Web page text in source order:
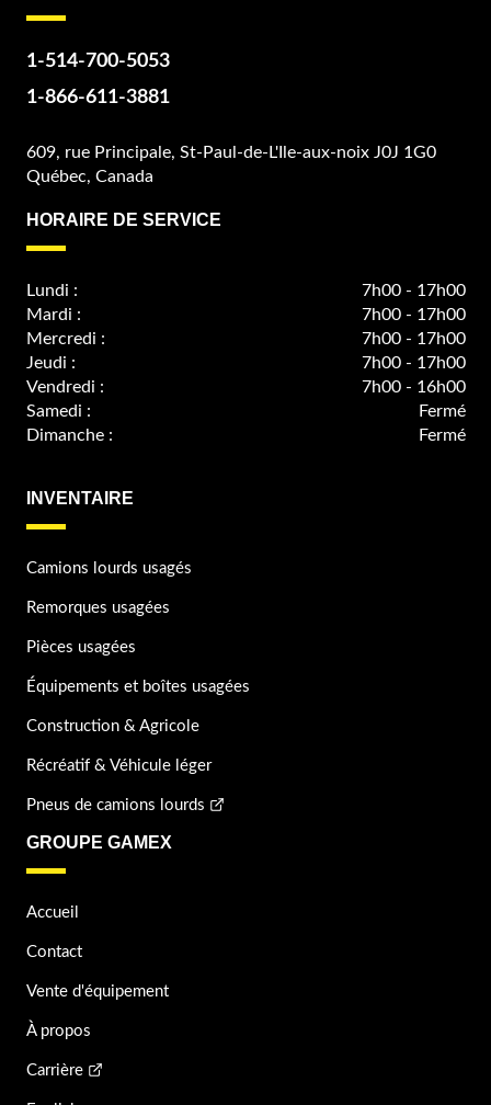
1-514-700-5053
1-866-611-3881
609, rue Principale, St-Paul-de-L'Ile-aux-noix J0J 1G0
Québec, Canada
HORAIRE DE SERVICE
Lundi :
7h00 - 17h00
Mardi :
7h00 - 17h00
Mercredi :
7h00 - 17h00
Jeudi :
7h00 - 17h00
Vendredi :
7h00 - 16h00
Samedi :
Fermé
Dimanche :
Fermé
INVENTAIRE
Camions lourds usagés
Remorques usagées
Pièces usagées
Équipements et boîtes usagées
Construction & Agricole
Récréatif & Véhicule léger
Pneus de camions lourds
GROUPE GAMEX
Accueil
Contact
Vente d'équipement
À propos
Carrière